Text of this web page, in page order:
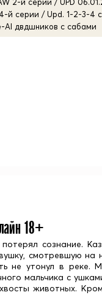
й серии / Upd. 1-2-3-4
AI двдшников с сабами
18+
сознание.
смотревшую на
не утонул в реке.
мальчика с
животных.